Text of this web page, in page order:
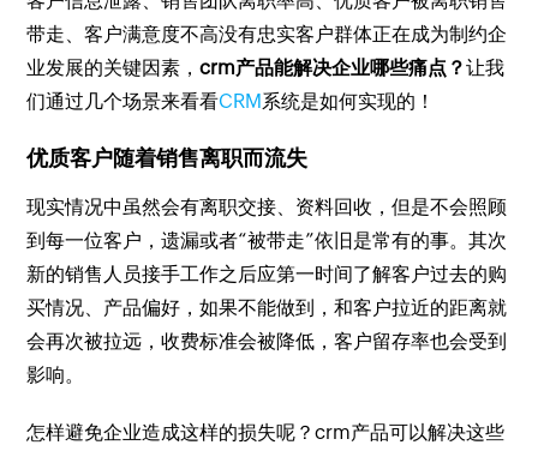
带走、客户满意度不高没有忠实客户群体正在成为制约企
业发展的关键因素，crm产品能解决企业哪些痛点？让我
们通过几个场景来看看CRM系统是如何实现的！
优质客户随着销售离职而流失
现实情况中虽然会有离职交接、资料回收，但是不会照顾
到每一位客户，遗漏或者“被带走”依旧是常有的事。其次
新的销售人员接手工作之后应第一时间了解客户过去的购
买情况、产品偏好，如果不能做到，和客户拉近的距离就
会再次被拉远，收费标准会被降低，客户留存率也会受到
影响。
怎样避免企业造成这样的损失呢？crm产品可以解决这些